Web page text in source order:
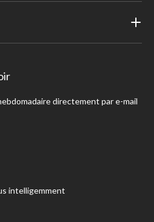
directement par e-mail
intelligemment